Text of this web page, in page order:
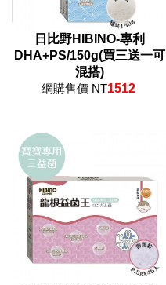
日比野HIBINO-專利
DHA+PS/150g(買三送一可
混搭)
網購售價 NT1512